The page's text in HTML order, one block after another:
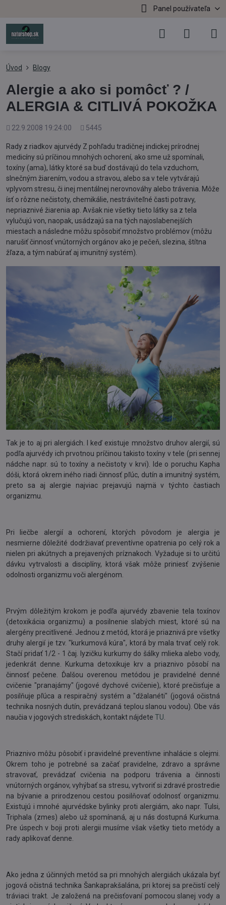
Panel používateľa
Úvod Blogy
Alergie a ako si pomôcť ? /
ALERGIA & CITLIVÁ POKOŽKA
Pridané
22.9.2008 19:24:00
Počet
5445
Rady z riadkov ajurvédy Z pohľadu tradičnej indickej prírodnej
medicíny sú príčinou mnohých ochorení, ako sme už spomínali,
toxíny (ama), látky ktoré sa buď dostávajú do tela vzduchom,
slnečným žiarením, vodou a stravou, alebo sa v tele vytvárajú
vplyvom stresu, či inej mentálnej nerovnováhy alebo trávenia. Môže
ísť o rôzne nečistoty, chemikálie, nestráviteľné časti potravy,
nepriaznivé žiarenia ap. Avšak nie všetky tieto látky sa z tela
vylučujú von, naopak, usádzajú sa na tých najoslabenejších
miestach a následne môžu spôsobiť množstvo problémov (môžu
narušiť činnosť vnútorných orgánov ako je pečeň, slezina, štítna
žľaza, a tým nabúrať aj imunitný systém).
Tak je to aj pri alergiách. I keď existuje množstvo druhov alergií, sú
podľa ajurvédy ich prvotnou príčinou takisto toxíny v tele (pri sennej
nádche napr. sú to toxíny a nečistoty v krvi). Ide o poruchu Kapha
dóši, ktorá okrem iného riadi činnosť pľúc, dutín a imunitný systém,
preto sa aj alergie najviac prejavujú najmä v týchto častiach
organizmu.
Pri liečbe alergií a ochorení, ktorých pôvodom je alergia je
nesmierne dôležité dodržiavať preventívne opatrenia po celý rok a
nielen pri akútnych a prejavených príznakoch. Vyžaduje si to určitú
dávku vytrvalosti a disciplíny, ktorá však môže priniesť zvýšenie
odolnosti organizmu voči alergénom.
Prvým dôležitým krokom je podľa ajurvédy zbavenie tela toxínov
(detoxikácia organizmu) a posilnenie slabých miest, ktoré sú na
alergény precitlivené. Jednou z metód, ktorá je priaznivá pre všetky
druhy alergií je tzv. "kurkumová kúra", ktorá by mala trvať celý rok.
Stačí pridať 1/2 - 1 čaj. lyzičku kurkumy do šálky mlieka alebo vody,
jedenkrát denne. Kurkuma detoxikuje krv a priaznivo pôsobí na
činnosť pečene. Ďalšou overenou metódou je pravidelné denné
cvičenie "pranajámy" (jogové dychové cvičenie), ktoré prečisťuje a
posilňuje pľúca a respiračný systém a "džalanéti" (jogová očistná
technika nosných dutín, prevádzaná teplou slanou vodou). Obe vás
naučia v jogových strediskách, kontakt nájdete TU
Priaznivo môžu pôsobiť i pravidelné preventívne inhalácie s olejmi.
Okrem toho je potrebné sa začať pravidelne, zdravo a správne
stravovať, prevádzať cvičenia na podporu trávenia a činnosti
vnútorných orgánov, vyhýbať sa stresu, vytvoriť si zdravé prostredie
na bývanie a prirodzenou cestou posilňovať odolnosť organizmu.
Existujú i mnohé ajurvédske bylinky proti alergiám, ako napr. Tulsi,
Triphala (zmes) alebo už spomínaná, aj u nás dostupná Kurkuma.
Pre úspech v boji proti alergii musíme však všetky tieto metódy a
rady aplikovať denne.
Ako jedna z účinných metód sa pri mnohých alergiách ukázala byť
jogová očistná technika Šankaprakšalána, pri ktorej sa prečistí celý
tráviaci trakt. Je založená na prečisťovaní pomocou slanej vody a